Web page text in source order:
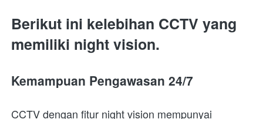
Berikut ini kelebihan CCTV yang
memiliki night vision.
Kemampuan Pengawasan 24/7
CCTV dengan fitur night vision mempunyai